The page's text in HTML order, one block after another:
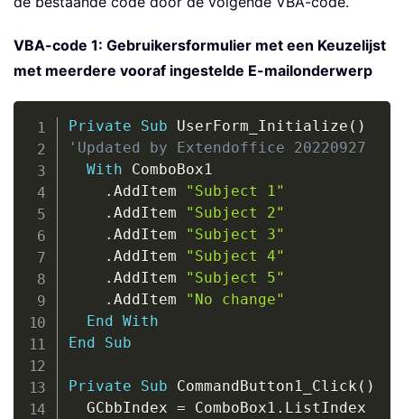
VBA-code 1: Gebruikersformulier met een Keuzelijst
met meerdere vooraf ingestelde E-mailonderwerp
Private Sub UserForm_Initialize ( )
'Updated by Extendoffice 20220927
With ComboBox1
. AddItem
"Subject 1"
. AddItem
"Subject 2"
. AddItem
"Subject 3"
. AddItem
"Subject 4"
. AddItem
"Subject 5"
. AddItem
"No change"
End With
End
Sub
Private Sub CommandButton1_Click ( )
  GCbbIndex
= ComboBox1 . ListIndex
Copy